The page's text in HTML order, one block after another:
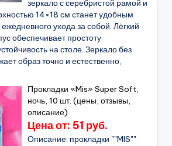
зеркало с серебристой рамой и
14×18 см станет удобным
ухода за собой. Лёгкий
обеспечивает простоту
на столе. Зеркало без
образ точно и естественно,
Прокладки «Mis» Super Soft,
ночь, 10 шт. (цены, отзывы,
описание)
Цена от: 51 руб.
Описание: прокладки ""MIS""